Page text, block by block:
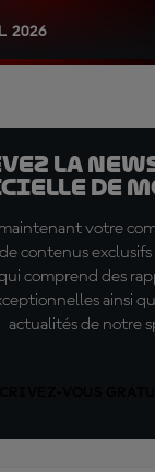
2026
la
de
votre
contenus
comprend des
ainsi
actualités de notre